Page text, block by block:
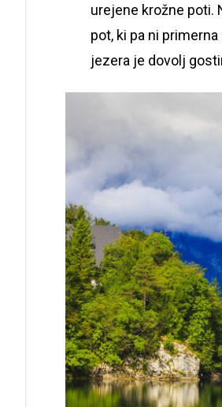
urejene krožne poti.
pot, ki pa ni
jezera je dovolj